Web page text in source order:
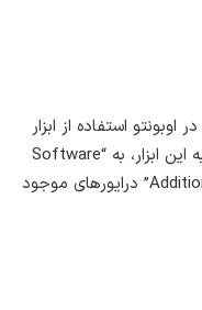
استفاده از ابزار
Additional Drivers است. برای دسترسی به این ابزار، به “Software
& Updates” بروید و در تب “Additional Drivers” درایورهای موجود